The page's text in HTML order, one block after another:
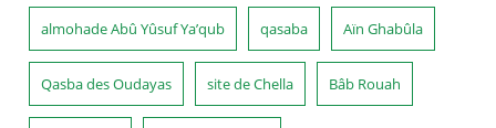
almohade Abû Yûsuf Ya’qub qasaba Aïn Ghabûla
Qasba des Oudayas site de Chella Bâb Rouah